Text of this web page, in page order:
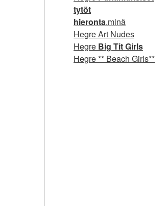
tytöt
hieronta.minä
Hegre Art Nudes
Hegre Big Tit Girls
Hegre ** Beach Girls**